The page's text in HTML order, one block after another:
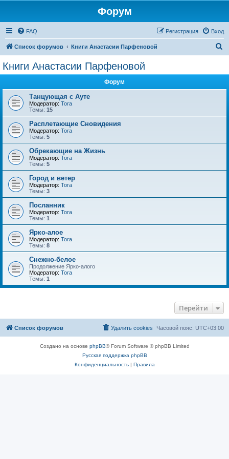
Форум
FAQ Вход
Регистрация
Список форумов Книги Анастасии Парфеновой
Книги Анастасии Парфеновой
Форум
Танцующая с Ауте
Модератор: Tora
Темы: 15
Расплетающие Cновидения
Модератор: Tora
Темы: 5
Обрекающие на Жизнь
Модератор: Tora
Темы: 5
Город и ветер
Модератор: Tora
Темы: 3
Посланник
Модератор: Tora
Темы: 1
Ярко-алое
Модератор: Tora
Темы: 8
Снежно-белое
Продолжение Ярко-алого
Модератор: Tora
Темы: 1
Перейти
Список форумов Часовой пояс: UTC+03:00
Удалить cookies
Создано на основе phpBB® Forum Software © phpBB Limited
Русская поддержка phpBB
Конфиденциальность| Правила